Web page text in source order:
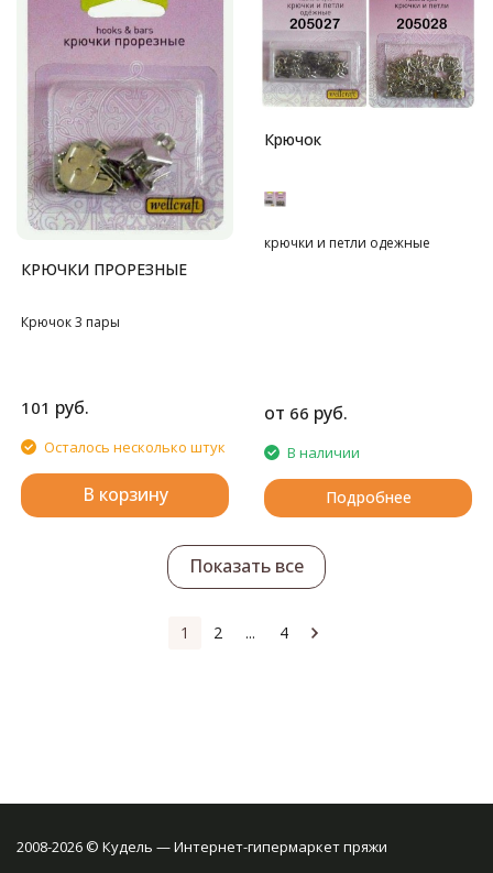
КРЮЧКИ ПРОРЕЗНЫЕ
Крючок 3 пары
101 руб.
Осталось несколько штук
В корзину
Крючок
крючки и петли одежные
от 66 руб.
В наличии
Подробнее
Показать все
1 2 ... 4
2008-2026 © Кудель — Интернет-гипермаркет пряжи